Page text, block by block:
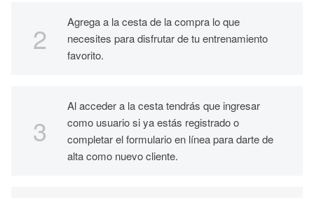
Agrega a la cesta de la compra lo que
necesites para disfrutar de tu entrenamiento
favorito.
Al acceder a la cesta tendrás que ingresar
como usuario si ya estás registrado o
completar el formulario en línea para darte de
alta como nuevo cliente.